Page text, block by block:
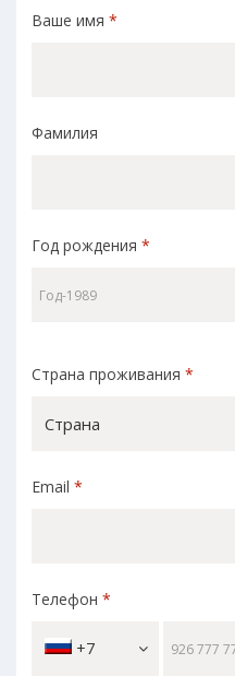
Ваше имя *
Фамилия
Год рождения *
Страна проживания *
Страна
Email *
Телефон *
+7